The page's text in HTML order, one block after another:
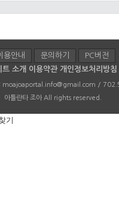
용안내 문의하기
PC버전
트 소개 이용약관 개인정보처리방침
moajoaportal.info@gmail.com /
아틀란타 조아All rights reserved.
기